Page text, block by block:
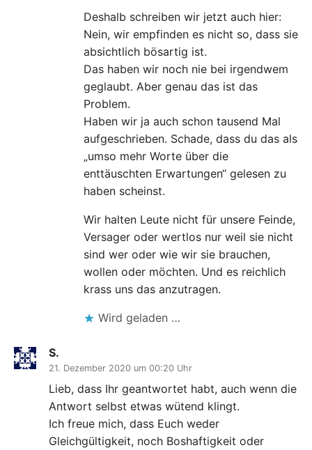
Deshalb schreiben wir jetzt auch hier:
Nein, wir empfinden es nicht so, dass sie
absichtlich bösartig ist.
Das haben wir noch nie bei irgendwem
geglaubt. Aber genau das ist das
Problem.
Haben wir ja auch schon tausend Mal
aufgeschrieben. Schade, dass du das als
„umso mehr Worte über die
enttäuschten Erwartungen“ gelesen zu
haben scheinst.
Wir halten Leute nicht für unsere Feinde,
Versager oder wertlos nur weil sie nicht
sind wer oder wie wir sie brauchen,
wollen oder möchten. Und es reichlich
krass uns das anzutragen.
Wird geladen …
S.
21. Dezember 2020 um 00:20 Uhr
Lieb, dass Ihr geantwortet habt, auch wenn die
Antwort selbst etwas wütend klingt.
Ich freue mich, dass Euch weder
Gleichgültigkeit, noch Boshaftigkeit oder